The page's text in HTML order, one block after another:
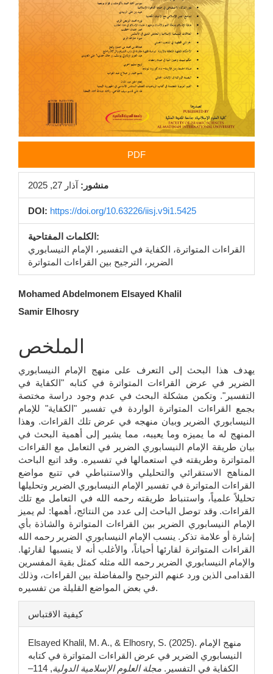
PDF
منشور: آذار 27, 2025
DOI: https://doi.org/10.63226/iisj.v9i1.5425
الكلمات المفتاحية:
القراءات المتواترة، الكفاية في التفسير، الإمام النيسابوري
الضرير، الترجيح بين القراءات المتواترة
محتوى
المقالة
الرئيسي
Mohamed Abdelmonem Elsayed Khalil
Samir Elhosry
الملخص
يهدف هذا البحث إلى التعرف على منهج الإمام النيسابوري
الضرير في عرض القراءات المتواترة في كتابه "الكفاية في
التفسير". وتكمن مشكلة البحث في عدم وجود دراسة مختصة
بجمع القراءات المتواترة الواردة في تفسير "الكفاية" للإمام
النيسابوري الضرير وبيان منهجه في عرض تلك القراءات. وهذا
المنهج له ما يميزه وما يعيبه، مما يشير إلى أهمية البحث في
بيان طريقة الإمام النيسابوري الضرير في التعامل مع القراءات
المتواترة وطريقته في استعمالها في تفسيره. وقد اتبع الباحث
المناهج الاستقرائي والتحليلي والاستنباطي في تتبع مواضع
القراءات المتواترة في تفسير الإمام النيسابوري الضرير وتحليلها
تحليلاً علمياً، واستنباط طريقته رحمه الله في التعامل مع تلك
القراءات. وقد توصل الباحث إلى عدد من النتائج، أهمها: لم يميز
الإمام النيسابوري الضرير بين القراءات المتواترة والشاذة بأي
إشارة أو علامة تذكر. ينسب الإمام النيسابوري الضرير رحمه الله
القراءات المتواترة لقارئها أحياناً، والأغلب أنه لا ينسبها لقارئها.
والإمام النيسابوري الضرير رحمه الله مثله كمثل بقية المفسرين
القدامى الذين ورد عنهم الترجيح والمفاضلة بين القراءات، وذلك
في بعض المواضع القليلة من تفسيره.
تفاصيل
المقالة
كيفية الاقتباس
Elsayed Khalil, M. A., & Elhosry, S. (2025). منهج الإمام
النيسابوري الضرير في عرض القراءات المتواترة في كتابه
الكفاية في التفسير. مجلة العلوم الإسلامية الدولية
, 114–